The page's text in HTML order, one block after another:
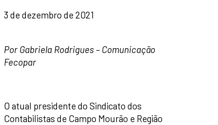
3 de dezembro de 2021
Por Gabriela Rodrigues – Comunicação
Fecopar
O atual presidente do Sindicato dos
Contabilistas de Campo Mourão e Região